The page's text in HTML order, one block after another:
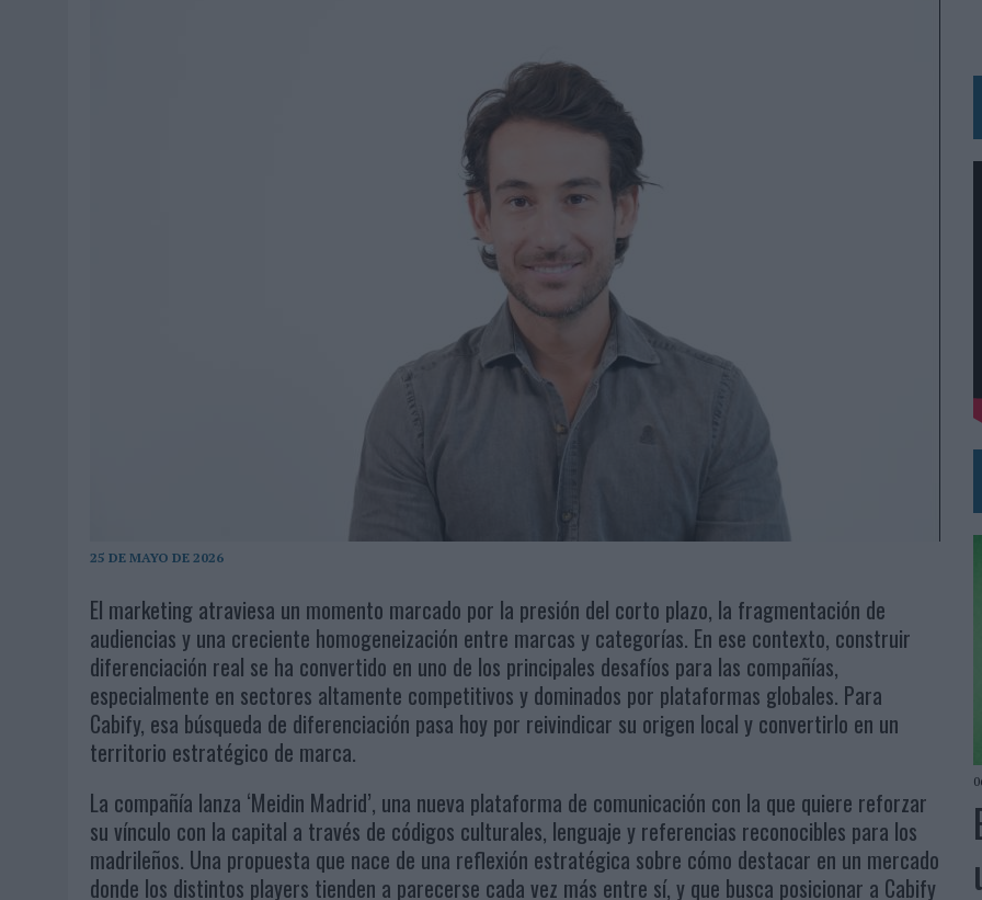
‘EL PARAÍSO MÁS CERCA’, DE 22GRADOS PARA LOPESAN HOTELS & RESORTS
‘LA ÚNICA CERVEZA DEL MUNDO QUE SE DISFRUTA DOS VECES’, DE INUSUALY PARA CERVEZA CAPAZ
‘EL FÚTBOL SIN LAS PERSONAS’, DE DENTSU CREATIVE PARA ORANGE
CAPAZ, LA CERVEZA QUE CONVIERTE CADA BOTELLA EN UNA OPORTUNIDAD DE INCLUSIÓN
BABARIA Y MAXIBON SON ‘EL MATCH PERFECTO DEL VERANO’
AUDIBLE REIVINDICA EL PODER TRANSFORMADOR DEL AUDIO EN SU NUEVA CAMPAÑA GLOBAL DE MARCA
‘VUELVE EL FÚTBOL. VUELVE A SOÑAR’, DE VML PARA MOVISTAR
MOVISTAR APELA A LA ILUSIÓN DE LAS AFICIONES PARA EL REGRESO DEL FÚTBOL
‘LA VUELTA’, DE FENOMENAL PARA MÁLAGA CF
25 DE MAYO DE 2026
El marketing atraviesa un momento marcado por la presión del corto plazo, la fragmentación de
audiencias y una creciente homogeneización entre marcas y categorías. En ese contexto, construir
diferenciación real se ha convertido en uno de los principales desafíos para las compañías,
especialmente en sectores altamente competitivos y dominados por plataformas globales. Para
Cabify, esa búsqueda de diferenciación pasa hoy por reivindicar su origen local y convertirlo en un
territorio estratégico de marca.
La compañía lanza ‘Meidin Madrid’, una nueva plataforma de comunicación con la que quiere reforzar
su vínculo con la capital a través de códigos culturales, lenguaje y referencias reconocibles para los
madrileños. Una propuesta que nace de una reflexión estratégica sobre cómo destacar en un mercado
donde los distintos players tienden a parecerse cada vez más entre sí, y que busca posicionar a Cabify